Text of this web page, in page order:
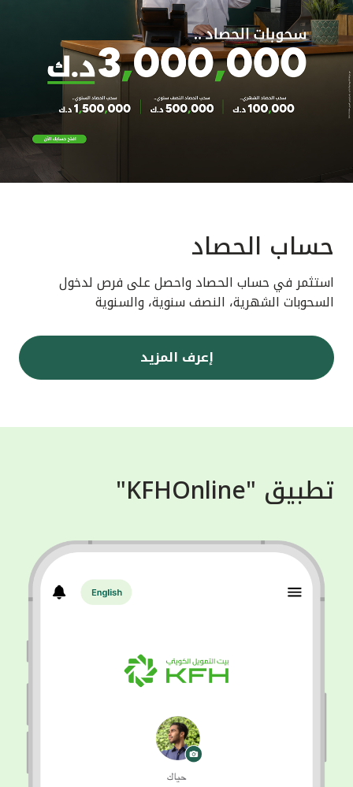
حساب الحصاد
استثمر في حساب الحصاد واحصل على فرص لدخول
السحوبات الشهرية، النصف سنوية، والسنوية
إعرف المزيد
تطبيق "KFHOnline"